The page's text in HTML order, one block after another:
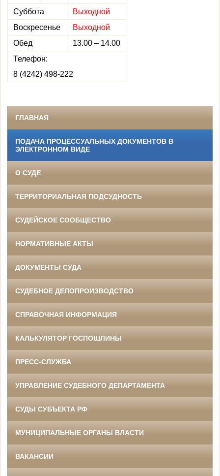
Суббота
Выходной
Воскресенье
Выходной
Обед
13.00 – 14.00
Телефон:
8 (4242) 498-222
ГЛАВНАЯ
ПОДАЧА ПРОЦЕССУАЛЬНЫХ ДОКУМЕНТОВ В
ЭЛЕКТРОННОМ ВИДЕ
О СУДЕ
ТЕРРИТОРИАЛЬНАЯ ПОДСУДНОСТЬ
СУДЕЙСКОЕ СООБЩЕСТВО
НОРМАТИВНЫЕ АКТЫ
ДОКУМЕНТЫ СУДА
СУДЕБНОЕ ДЕЛОПРОИЗВОДСТВО
СПРАВОЧНАЯ ИНФОРМАЦИЯ
КАЛЬКУЛЯТОР ГОСПОШЛИНЫ
ПРЕСС-СЛУЖБА
УПРАВЛЕНИЕ СУДЕБНОГО ДЕПАРТАМЕНТА
СУДЫ СУБЪЕКТА РФ
МУНИЦИПАЛЬНЫЕ ОРГАНЫ ВЛАСТИ
ВАКАНСИИ